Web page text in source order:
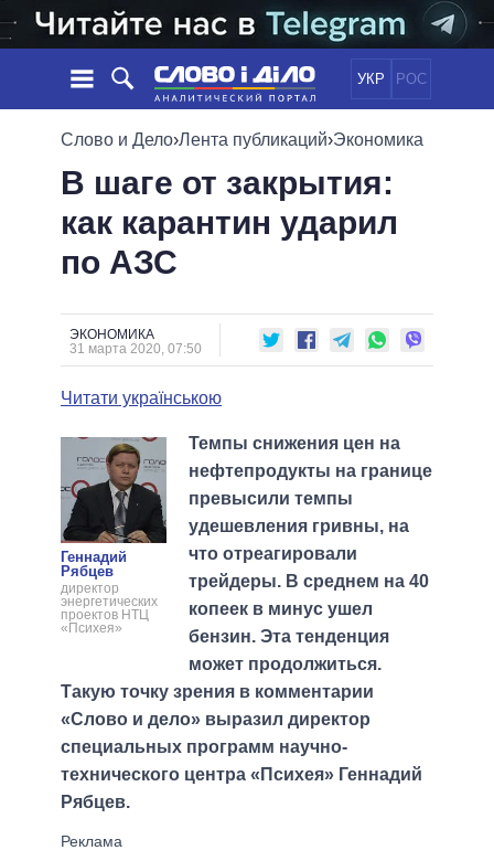
УКР РОС
НОВОСТИ
ЛЕНТА
СОБЫТИЯ
СТАТЬИ
ОБЗОРЫ
ДАЙДЖЕСТЫ
ПОЛИТИКА
ЭКОНОМИКА
ОБЕЩАНИЯ
ПОЛИТИКИ
ПРЕЗИДЕНТ И ОФИС
ВЕРХОВНАЯ РАДА
МЭРЫ
ВСЕ ПЕРСОНЫ
ВИДЕО
Слово и Дело›Лента публикаций›Экономика
В шаге от закрытия:
как карантин ударил
по АЗС
ЭКОНОМИКА
31 марта 2020, 07:50
Читати українською
Геннадий
Рябцев
директор
энергетических
проектов НТЦ
«Психея»
Темпы снижения цен на
нефтепродукты на границе
превысили темпы
удешевления гривны, на
что отреагировали
трейдеры. В среднем на 40
копеек в минус ушел
бензин. Эта тенденция
может продолжиться.
Такую точку зрения в комментарии
«Слово и дело» выразил директор
специальных программ научно-
технического центра «Психея» Геннадий
Рябцев.